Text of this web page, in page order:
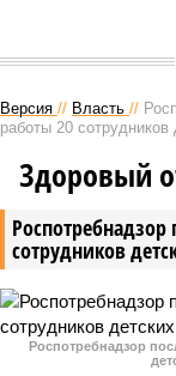
Версия // Власть //
работы 20 сотрудников
Роспотребнадзор
сотрудников
Здоровый
Роспотребнадзор